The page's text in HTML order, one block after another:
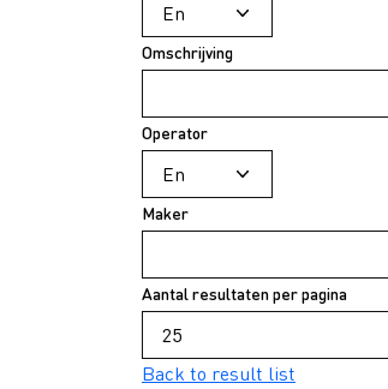
Omschrijving
Operator
Maker
Aantal resultaten per pagina
Back to result list